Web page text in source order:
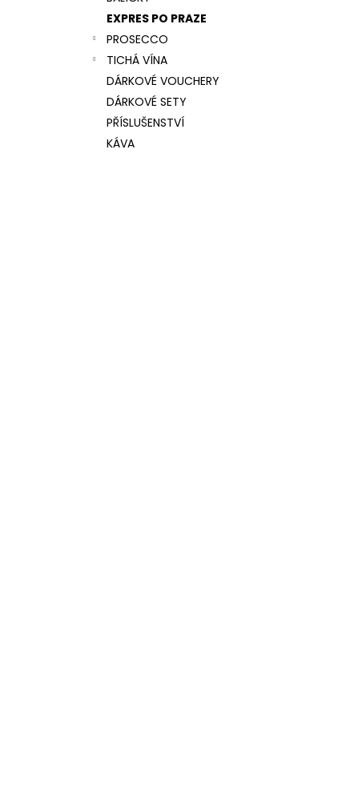
EXPRES PO PRAZE
PROSECCO
TICHÁ VÍNA
DÁRKOVÉ VOUCHERY
DÁRKOVÉ SETY
PŘÍSLUŠENSTVÍ
KÁVA
CANTINE VEDOVA CASA FARIVE, BRUT,
DOCG
311 Kč